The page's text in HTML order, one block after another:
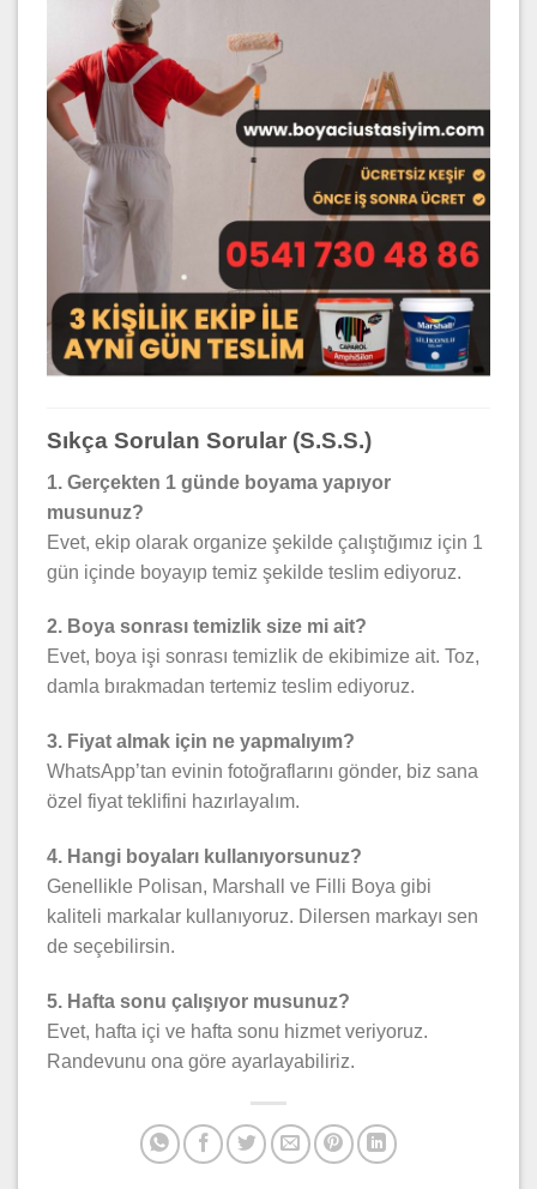
Sıkça Sorulan Sorular (S.S.S.)
1. Gerçekten 1 günde boyama yapıyor
musunuz?
Evet, ekip olarak organize şekilde çalıştığımız için 1
gün içinde boyayıp temiz şekilde teslim ediyoruz.
2. Boya sonrası temizlik size mi ait?
Evet, boya işi sonrası temizlik de ekibimize ait. Toz,
damla bırakmadan tertemiz teslim ediyoruz.
3. Fiyat almak için ne yapmalıyım?
WhatsApp’tan evinin fotoğraflarını gönder, biz sana
özel fiyat teklifini hazırlayalım.
4. Hangi boyaları kullanıyorsunuz?
Genellikle Polisan, Marshall ve Filli Boya gibi
kaliteli markalar kullanıyoruz. Dilersen markayı sen
de seçebilirsin.
5. Hafta sonu çalışıyor musunuz?
Evet, hafta içi ve hafta sonu hizmet veriyoruz.
Randevunu ona göre ayarlayabiliriz.